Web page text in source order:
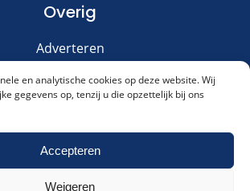
en analytische cookies op deze website. Wij
gegevens op, tenzij u die opzettelijk bij ons
Accepteren
Weigeren
Overig
Adverteren
Disclaimer
Privacy & Cookies
aan voor onze nieuwsbrief!